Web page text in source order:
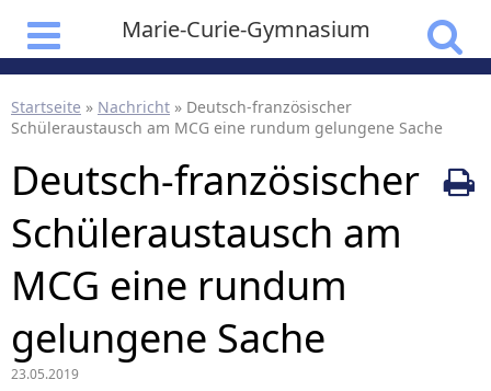
Marie-Curie-Gymnasium
Startseite » Nachricht » Deutsch-französischer
Schüleraustausch am MCG eine rundum gelungene Sache
Deutsch-französischer
Schüleraustausch am
MCG eine rundum
gelungene Sache
23.05.2019